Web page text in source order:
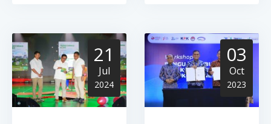
21
Jul
2024
03
Oct
2023